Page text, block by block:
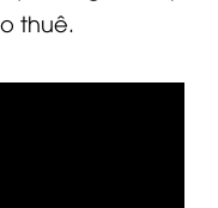
thuê.